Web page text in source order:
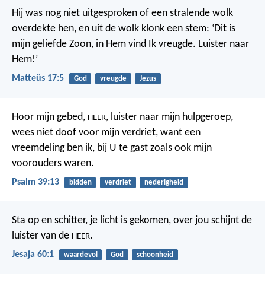
Hij was nog niet uitgesproken of een stralende wolk
overdekte hen, en uit de wolk klonk een stem: ‘Dit is
mijn geliefde Zoon, in Hem vind Ik vreugde. Luister naar
Hem!’
Matteüs 17:5 God vreugde Jezus
Hoor mijn gebed, HEER, luister naar mijn hulpgeroep,
wees niet doof voor mijn verdriet, want een
vreemdeling ben ik, bij U te gast zoals ook mijn
voorouders waren.
Psalm 39:13 bidden verdriet nederigheid
Sta op en schitter, je licht is gekomen, over jou schijnt de
luister van de HEER.
Jesaja 60:1 waardevol God schoonheid